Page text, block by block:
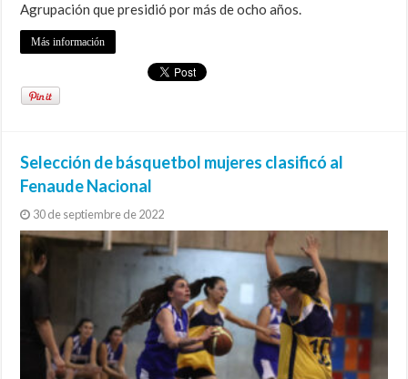
Agrupación que presidió por más de ocho años.
Más información
Selección de básquetbol mujeres clasificó al
Fenaude Nacional
30 de septiembre de 2022